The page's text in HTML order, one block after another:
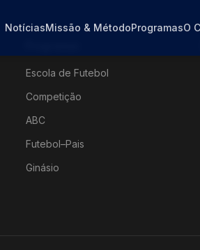
NotíciasMissão & MétodoProgramasO
Escola de Futebol
Competição
ABC
Futebol–Pais
Ginásio